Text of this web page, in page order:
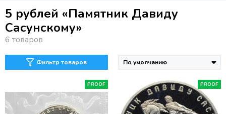
5 рублей «Памятник Давиду
Сасунскому»
Фильтр товаров
PROOF PROOF